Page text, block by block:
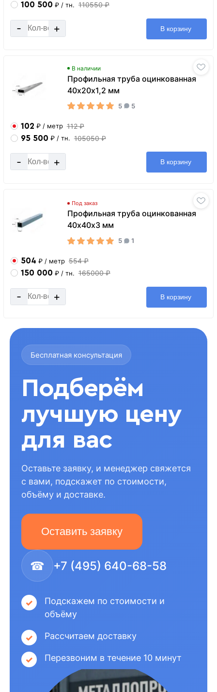
100 500 ₽ / тн. 110550 ₽
- + В корзину
В наличии
Профильная труба оцинкованная
40х20х1,2 мм
5 5
102 ₽ / метр 112 ₽
95 500 ₽ / тн. 105050 ₽
- + В корзину
Под заказ
Профильная труба оцинкованная
40х40х3 мм
5 1
504 ₽ / метр 554 ₽
150 000 ₽ / тн. 165000 ₽
- + В корзину
Бесплатная консультация
Подберём
лучшую цену
для вас
Оставьте заявку, и менеджер свяжется
с вами, подскажет по стоимости,
объёму и доставке.
Оставить заявку
☎ +7 (495) 640-68-58
Подскажем по стоимости и
объёму
Рассчитаем доставку
Перезвоним в течение 10 минут